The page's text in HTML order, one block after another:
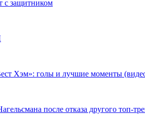
с защитником
Хэм»: голы и лучшие моменты
после отказа другого топ-